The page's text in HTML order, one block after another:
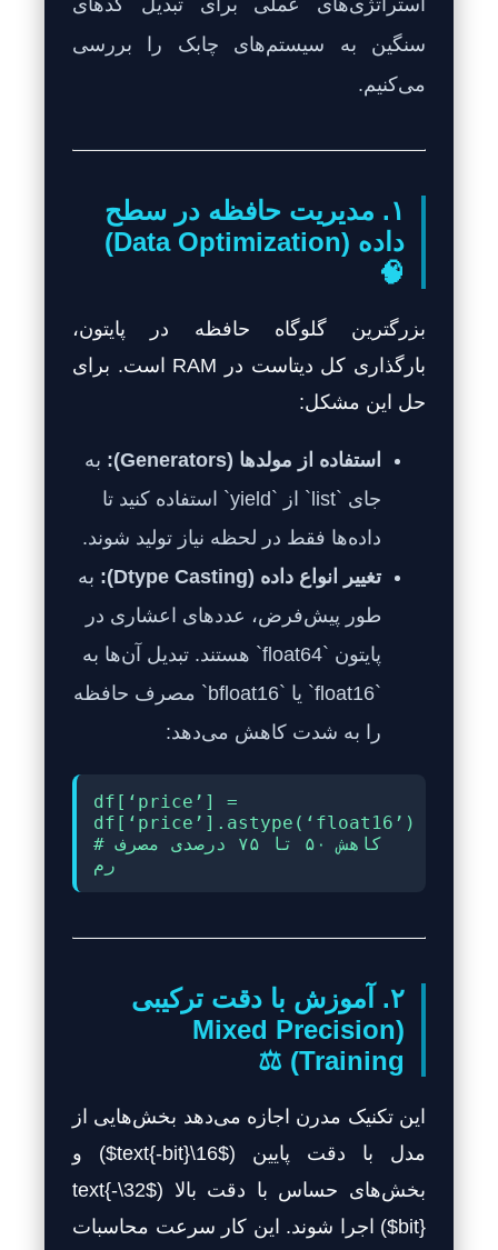
سنگین به سیستم‌های چابک را بررسی
می‌کنیم.
۱. مدیریت حافظه در سطح
داده (Data Optimization)
🧠
بزرگترین گلوگاه حافظه در پایتون،
بارگذاری کل دیتاست در RAM است. برای
حل این مشکل:
استفاده از مولدها (Generators):
به
جای `list` از `yield` استفاده کنید تا
داده‌ها فقط در لحظه نیاز تولید شوند.
تغییر انواع داده (Dtype Casting):
به
طور پیش‌فرض، عددهای اعشاری در
پایتون `float64` هستند. تبدیل آن‌ها به
`float16` یا `bfloat16` مصرف حافظه
را به شدت کاهش می‌دهد:
df[‘price’] =
df[‘price’].astype(‘float16’)
# کاهش ۵۰ تا ۷۵ درصدی مصرف
رم
۲. آموزش با دقت ترکیبی
(Mixed Precision
Training) ⚖️
این تکنیک مدرن اجازه می‌دهد بخش‌هایی از
مدل با دقت پایین ($16\text{-bit}$) و
بخش‌های حساس با دقت بالا ($32\text{-
bit}$) اجرا شوند. این کار سرعت محاسبات